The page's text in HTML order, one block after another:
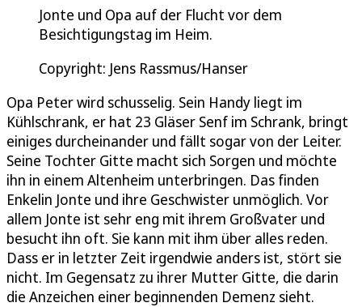
Jonte und Opa auf der Flucht vor dem
Besichtigungstag im Heim.
Copyright: Jens Rassmus/Hanser
Opa Peter wird schusselig. Sein Handy liegt im
Kühlschrank, er hat 23 Gläser Senf im Schrank, bringt
einiges durcheinander und fällt sogar von der Leiter.
Seine Tochter Gitte macht sich Sorgen und möchte
ihn in einem Altenheim unterbringen. Das finden
Enkelin Jonte und ihre Geschwister unmöglich. Vor
allem Jonte ist sehr eng mit ihrem Großvater und
besucht ihn oft. Sie kann mit ihm über alles reden.
Dass er in letzter Zeit irgendwie anders ist, stört sie
nicht. Im Gegensatz zu ihrer Mutter Gitte, die darin
die Anzeichen einer beginnenden Demenz sieht.